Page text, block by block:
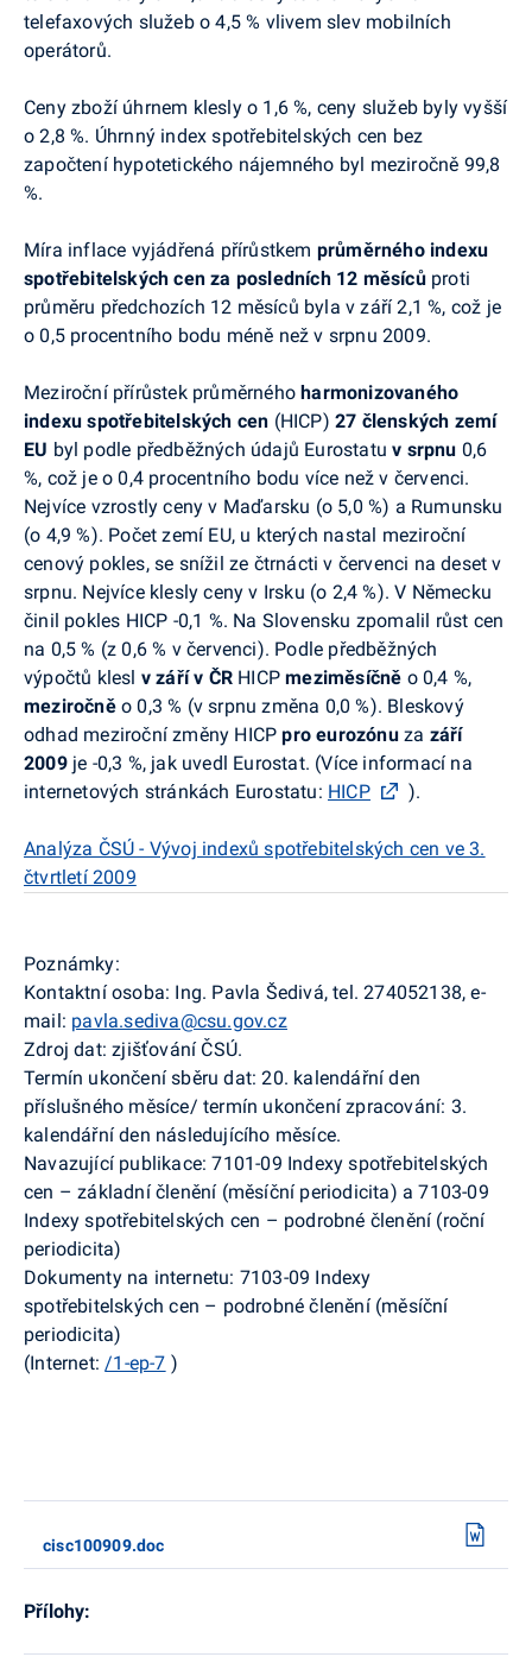
telefaxových služeb o 4,5 % vlivem slev mobilních
operátorů.
Ceny zboží úhrnem klesly o 1,6 %, ceny služeb byly vyšší
o 2,8 %. Úhrnný index spotřebitelských cen bez
započtení hypotetického nájemného byl meziročně 99,8
%.
Míra inflace vyjádřená přírůstkem průměrného indexu
spotřebitelských cen za posledních 12 měsícůproti
průměru předchozích 12 měsíců byla v září 2,1 %, což je
o 0,5 procentního bodu méně než v srpnu 2009.
Meziroční přírůstek průměrnéhoharmonizovaného
indexu spotřebitelských cen (HICP)27 členských zemí
EU byl podle předběžných údajů Eurostatuv srpnu 0,6
%, což je o 0,4 procentního bodu více než v červenci.
Nejvíce vzrostly ceny v Maďarsku (o 5,0 %) a Rumunsku
(o 4,9 %). Počet zemí EU, u kterých nastal meziroční
cenový pokles, se snížil ze čtrnácti v červenci na deset v
srpnu. Nejvíce klesly ceny v Irsku (o 2,4 %). V Německu
činil pokles HICP -0,1 %. Na Slovensku zpomalil růst cen
na 0,5 % (z 0,6 % v červenci). Podle předběžných
výpočtů klesl v září v ČR HICPmeziměsíčně o 0,4 %,
meziročně o 0,3 % (v srpnu změna 0,0 %). Bleskový
odhad meziroční změny HICPpro eurozónuza září
2009je -0,3 %, jak uvedl Eurostat. (Více informací na
internetových stránkách Eurostatu: HICP ).
Analýza ČSÚ - Vývoj indexů spotřebitelských cen ve 3.
čtvrtletí 2009
Poznámky:
Kontaktní osoba: Ing. Pavla Šedivá, tel. 274052138, e-
mail: pavla.sediva@csu.gov.cz
Zdroj dat: zjišťování ČSÚ.
Termín ukončení sběru dat: 20. kalendářní den
příslušného měsíce/ termín ukončení zpracování: 3.
kalendářní den následujícího měsíce.
Navazující publikace: 7101-09 Indexy spotřebitelských
cen – základní členění (měsíční periodicita) a 7103-09
Indexy spotřebitelských cen – podrobné členění (roční
periodicita)
Dokumenty na internetu: 7103-09 Indexy
spotřebitelských cen – podrobné členění (měsíční
periodicita)
(Internet: /1-ep-7 )
cisc100909.doc
Přílohy: